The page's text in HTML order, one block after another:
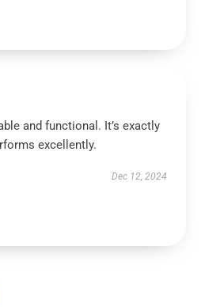
and functional. It’s exactly
excellently.
Dec 12, 2024